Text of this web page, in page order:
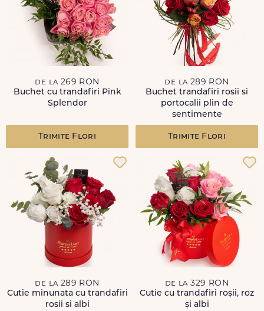
de la 269 RON
Buchet cu trandafiri Pink
Splendor
Trimite Flori
de la 289 RON
Buchet trandafiri rosii si
portocalii plin de
sentimente
Trimite Flori
de la 289 RON
Cutie minunata cu trandafiri
rosii si albi
de la 329 RON
Cutie cu trandafiri roșii, roz
și albi